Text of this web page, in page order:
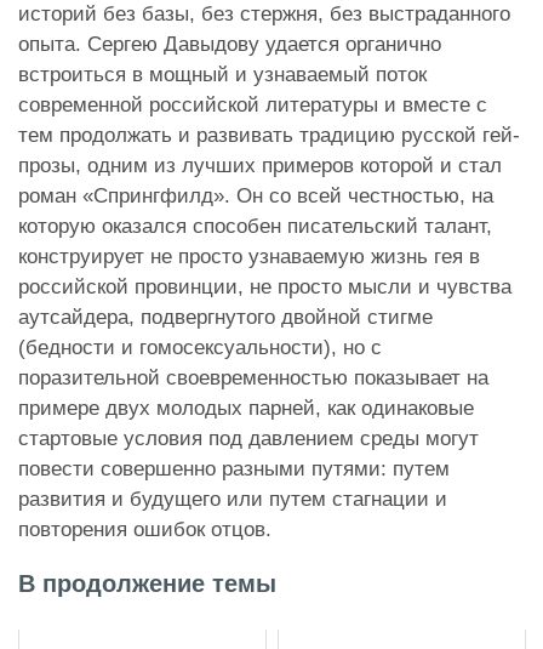
историй без базы, без стержня, без выстраданного
опыта. Сергею Давыдову удается органично
встроиться в мощный и узнаваемый поток
современной российской литературы и вместе с
тем продолжать и развивать традицию русской гей-
прозы, одним из лучших примеров которой и стал
роман «Спрингфилд». Он со всей честностью, на
которую оказался способен писательский талант,
конструирует не просто узнаваемую жизнь гея в
российской провинции, не просто мысли и чувства
аутсайдера, подвергнутого двойной стигме
(бедности и гомосексуальности), но с
поразительной своевременностью показывает на
примере двух молодых парней, как одинаковые
стартовые условия под давлением среды могут
повести совершенно разными путями: путем
развития и будущего или путем стагнации и
повторения ошибок отцов.
В продолжение темы